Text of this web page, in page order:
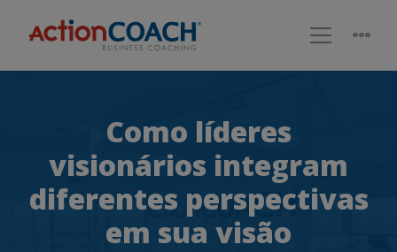
Como líderes
visionários integram
diferentes perspectivas
em sua visão